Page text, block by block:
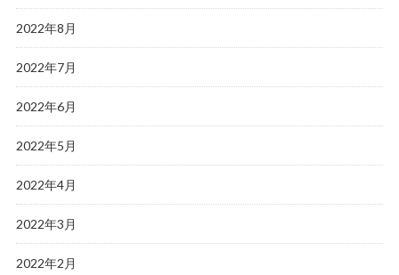
2022年8月
2022年7月
2022年6月
2022年5月
2022年4月
2022年3月
2022年2月